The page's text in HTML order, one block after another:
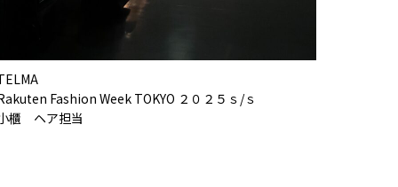
Fashion Week TOKYO ２０２５ｓ/ｓ
櫃 ヘア担当